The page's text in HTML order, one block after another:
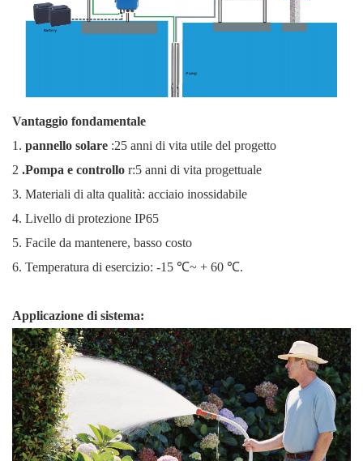
Vantaggio fondamentale
1. pannello solare :25 anni di vita utile del progetto
2 .Pompa e controllo r:5 anni di vita progettuale
3. Materiali di alta qualità: acciaio inossidabile
4. Livello di protezione IP65
5. Facile da mantenere, basso costo
6. Temperatura di esercizio: -15 ℃~ + 60 ℃.
Applicazione di sistema: